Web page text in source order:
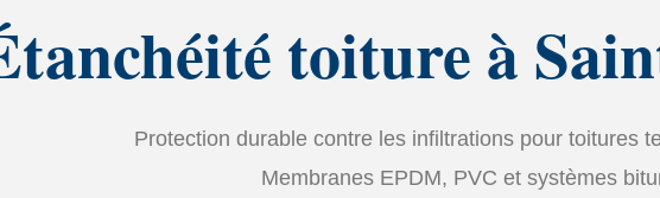
toiture à
Protection durable contre les infiltrations pour toitures
Membranes EPDM, PVC et systèmes